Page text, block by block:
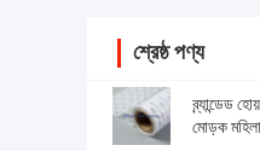
শ্রেষ্ঠ পণ্য
ব্র্যান্ডেড
মোড়ক